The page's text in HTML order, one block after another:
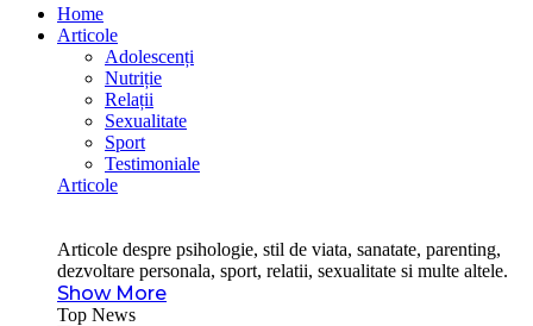
Home
Articole
Adolescenți
Nutriție
Relații
Sexualitate
Sport
Testimoniale
Articole
Articole despre psihologie, stil de viata, sanatate, parenting,
dezvoltare personala, sport, relatii, sexualitate si multe altele.
Show More
Top News